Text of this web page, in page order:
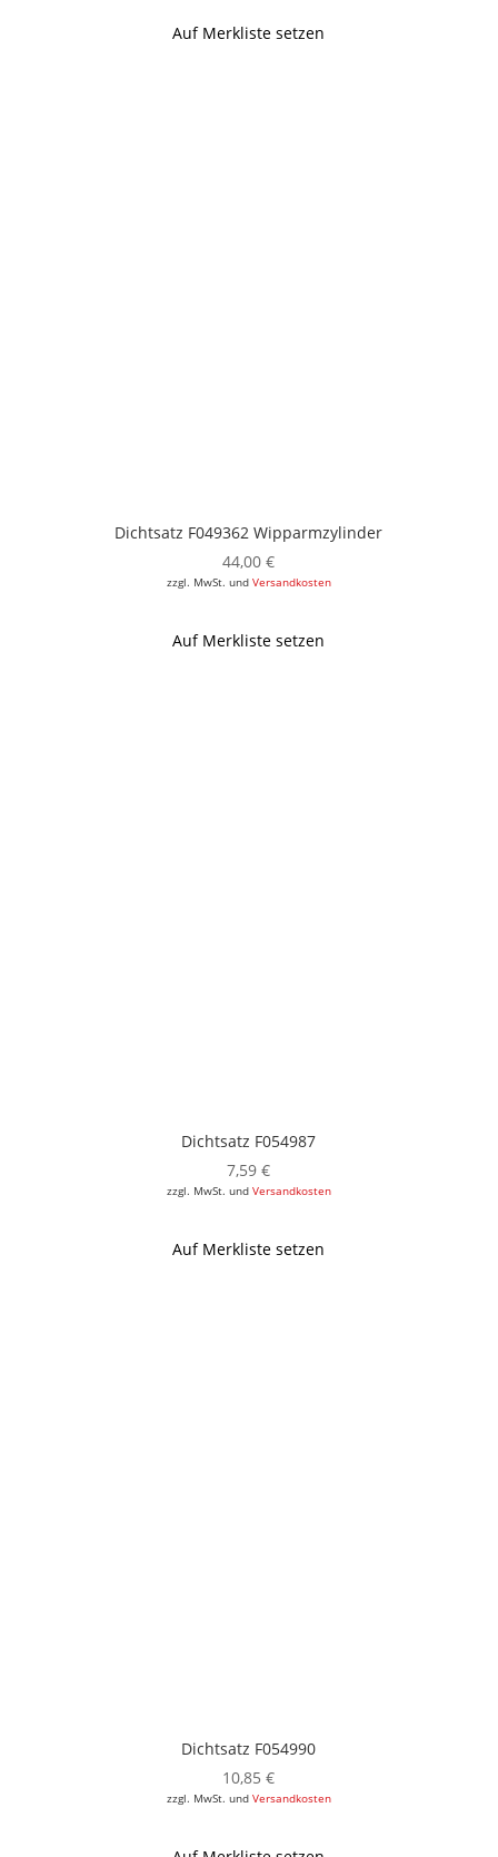
Auf Merkliste setzen
Dichtsatz F049362 Wipparmzylinder
44,00€
zzgl. MwSt. und Versandkosten
Auf Merkliste setzen
Dichtsatz F054987
7,59€
zzgl. MwSt. und Versandkosten
Auf Merkliste setzen
Dichtsatz F054990
10,85€
zzgl. MwSt. und Versandkosten